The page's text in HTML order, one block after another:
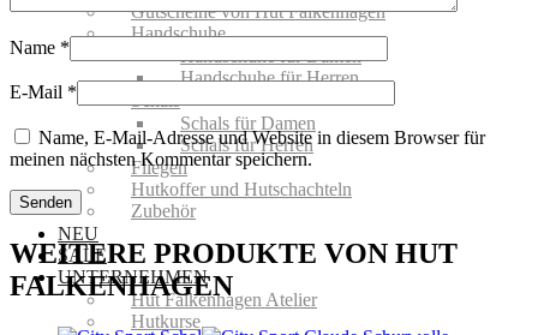
Gutscheine von Hut Falkenhagen
Handschuhe
Handschuhe für Damen
Handschuhe für Herren
Schals
Schals für Damen
Schals für Herren
Fliegen
Hutkoffer und Hutschachteln
Zubehör
NEU
SALE
UNTERNEHMEN
Hut Falkenhagen Atelier
Hutkurse
Name *
E-Mail *
Name, E-Mail-Adresse und Website in diesem Browser für
meinen nächsten Kommentar speichern.
WEITERE PRODUKTE VON HUT
FALKENHAGEN